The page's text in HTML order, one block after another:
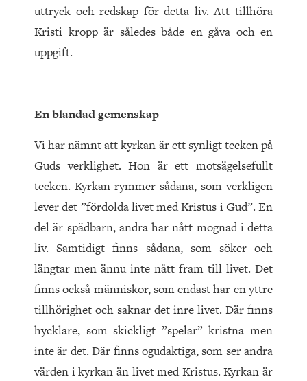
uttryck och redskap för detta liv. Att tillhöra
Kristi kropp är således både en gåva och en
uppgift.
En blandad gemenskap
Vi har nämnt att kyrkan är ett synligt tecken på
Guds verklighet. Hon är ett motsägelsefullt
tecken. Kyrkan rymmer sådana, som verkligen
lever det ”fördolda livet med Kristus i Gud”. En
del är spädbarn, andra har nått mognad i detta
liv. Samtidigt finns sådana, som söker och
längtar men ännu inte nått fram till livet. Det
finns också människor, som endast har en yttre
tillhörighet och saknar det inre livet. Där finns
hycklare, som skickligt ”spelar” kristna men
inte är det. Där finns ogudaktiga, som ser andra
värden i kyrkan än livet med Kristus. Kyrkan är